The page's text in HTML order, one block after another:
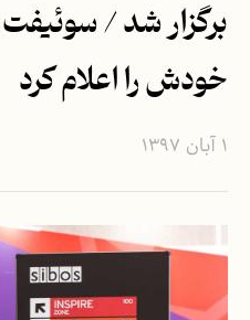
برگزار شد / سوئیفت
خودش را اعلام کرد
۱ آبان ۱۳۹۷